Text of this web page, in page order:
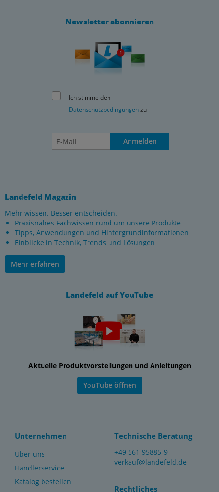
Newsletter abonnieren
Ich stimme den
Datenschutzbedingungenzu
Anmelden
Landefeld Magazin
Mehr wissen. Besser entscheiden.
Praxisnahes Fachwissen rund um unsere Produkte
Tipps, Anwendungen und Hintergrundinformationen
Einblicke in Technik, Trends und Lösungen
Mehr erfahren
Landefeld auf YouTube
Aktuelle Produktvorstellungen und Anleitungen
YouTube öffnen
Unternehmen
Über uns
Händlerservice
Katalog bestellen
Technische Beratung
+49 561 95885-9
verkauf@landefeld.de
Rechtliches